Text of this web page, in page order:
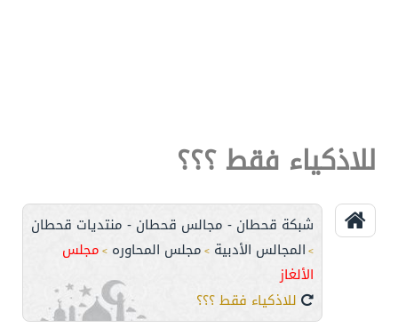
للاذكياء فقط ؟؟؟
شبكة قحطان - مجالس قحطان - منتديات قحطان
> المجالس الأدبية > مجلس المحاوره > مجلس
الألغاز
للاذكياء فقط ؟؟؟